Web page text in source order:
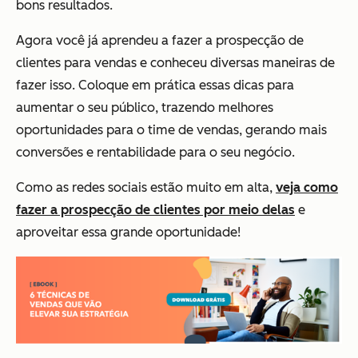
bons resultados.
Agora você já aprendeu a fazer a prospecção de
clientes para vendas e conheceu diversas maneiras de
fazer isso. Coloque em prática essas dicas para
aumentar o seu público, trazendo melhores
oportunidades para o time de vendas, gerando mais
conversões e rentabilidade para o seu negócio.
Como as redes sociais estão muito em alta, veja como
fazer a prospecção de clientes por meio delas e
aproveitar essa grande oportunidade!